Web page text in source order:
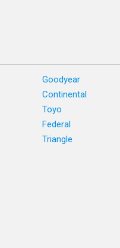
Goodyear
Continental
Toyo
Federal
Triangle